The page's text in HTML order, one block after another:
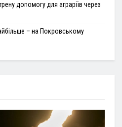
допомогу для аграріїв через
– на Покровському